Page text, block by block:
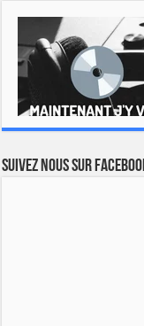
Suivez nous sur